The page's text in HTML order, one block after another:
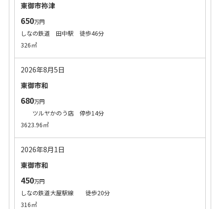
東御市祢津
650万円
しなの鉄道 田中駅 徒歩46分
326㎡
2026年8月5日
東御市和
680万円
ツルヤかのう店 停歩14分
3623.96㎡
2026年8月1日
東御市和
450万円
しなの鉄道大屋駅線 徒歩20分
316㎡